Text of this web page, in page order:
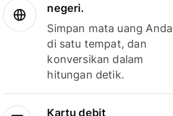
negeri.
Simpan mata uang Anda
di satu tempat, dan
konversikan dalam
hitungan detik.
Kartu debit